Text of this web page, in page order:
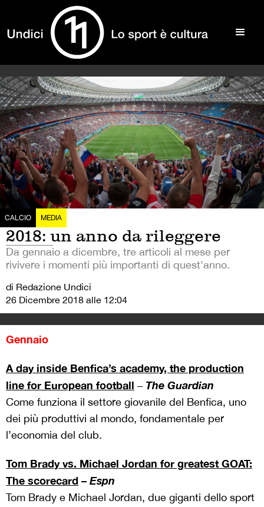
CALCIO MEDIA
2018: un anno da rileggere
Da gennaio a dicembre, tre articoli al mese per
rivivere i momenti più importanti di quest'anno.
di Redazione Undici
26 Dicembre 2018 alle 12:04
Gennaio
A day inside Benfica’s academy, the production
line for European football – The Guardian
Come funziona il settore giovanile del Benfica, uno
dei più produttivi al mondo, fondamentale per
l’economia del club.
Tom Brady vs. Michael Jordan for greatest GOAT:
The scorecard – Espn
Tom Brady e Michael Jordan, due giganti dello sport